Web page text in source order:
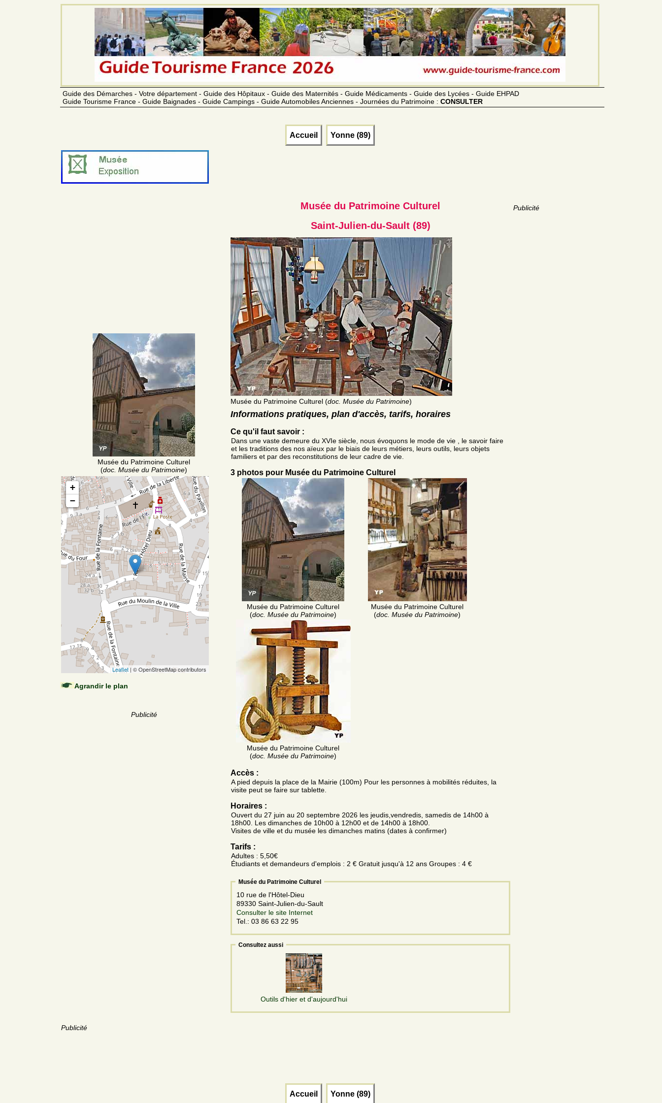
Guide des Démarches - Votre département - Guide des Hôpitaux - Guide des Maternités - Guide Médicaments - Guide des Lycées - Guide EHPAD
Guide Tourisme France - Guide Baignades - Guide Campings - Guide Automobiles Anciennes - Journées du Patrimoine : CONSULTER
Accueil Yonne (89)
Musée du Patrimoine Culturel
(doc. Musée du Patrimoine)
+
−
Leaflet | © OpenStreetMap contributors
Agrandir le plan
Publicité
Publicité
Musée du Patrimoine Culturel
Saint-Julien-du-Sault (89)
Musée du Patrimoine Culturel (doc. Musée du Patrimoine)
Informations pratiques, plan d'accès, tarifs, horaires
Ce qu'il faut savoir :
Dans une vaste demeure du XVIe siècle, nous évoquons le mode de vie , le savoir faire
et les traditions des nos aïeux par le biais de leurs métiers, leurs outils, leurs objets
familiers et par des reconstitutions de leur cadre de vie.
3 photos pour Musée du Patrimoine Culturel
Musée du Patrimoine Culturel
(doc. Musée du Patrimoine)
Musée du Patrimoine Culturel
(doc. Musée du Patrimoine)
Musée du Patrimoine Culturel
(doc. Musée du Patrimoine)
Accès :
A pied depuis la place de la Mairie (100m) Pour les personnes à mobilités réduites, la
visite peut se faire sur tablette.
Horaires :
Ouvert du 27 juin au 20 septembre 2026 les jeudis,vendredis, samedis de 14h00 à
18h00. Les dimanches de 10h00 à 12h00 et de 14h00 à 18h00.
Visites de ville et du musée les dimanches matins (dates à confirmer)
Tarifs :
Adultes : 5,50€
Étudiants et demandeurs d'emplois : 2 € Gratuit jusqu'à 12 ans Groupes : 4 €
Musée du Patrimoine Culturel
10 rue de l'Hôtel-Dieu
89330 Saint-Julien-du-Sault
Consulter le site Internet
Tel.: 03 86 63 22 95
Consultez aussi
Outils d'hier et d'aujourd'hui
Publicité
Accueil Yonne (89)